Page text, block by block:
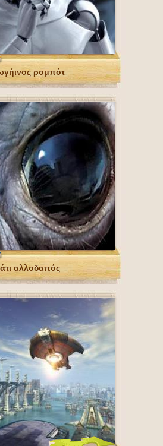
ρομπότ
αλλοδαπός